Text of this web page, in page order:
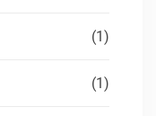
(1)
(1)